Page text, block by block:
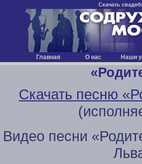
Скачать
Главная О нас Наши
Скачать песню
Видео песни